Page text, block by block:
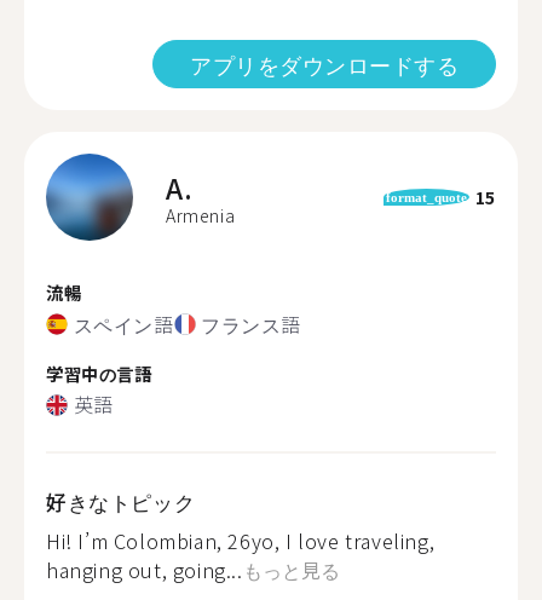
アプリをダウンロードする
A.
Armenia
format_quote 15
流暢
スペイン語 フランス語
学習中の言語
英語
好きなトピック
Hi! I’m Colombian, 26yo, I love traveling,
hanging out, going... もっと見る